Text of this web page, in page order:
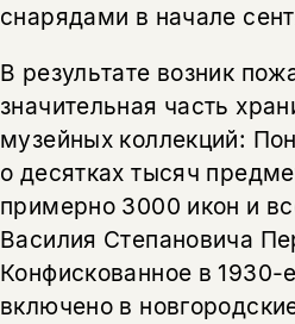
снарядами в начале
В результате возник
значительная часть
музейных коллекций:
о десятках тысяч
примерно 3000 икон и
Василия Степановича
Конфискованное в 1930-
включено в